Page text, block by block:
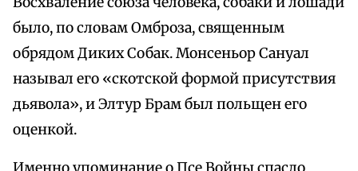
было, по словам Омброза, священным
обрядом Диких Собак. Монсеньор Сануал
называл его «скотской формой присутствия
дьявола», и Элтур Брам был польщен его
оценкой.